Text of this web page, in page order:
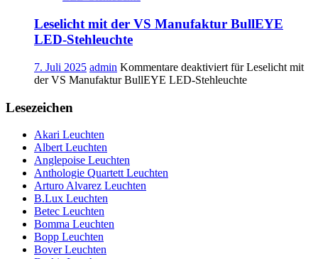
Leselicht mit der VS Manufaktur BullEYE
LED-Stehleuchte
7. Juli 2025 admin Kommentare deaktiviert für Leselicht mit
der VS Manufaktur BullEYE LED-Stehleuchte
Lesezeichen
Akari Leuchten
Albert Leuchten
Anglepoise Leuchten
Anthologie Quartett Leuchten
Arturo Alvarez Leuchten
B.Lux Leuchten
Betec Leuchten
Bomma Leuchten
Bopp Leuchten
Bover Leuchten